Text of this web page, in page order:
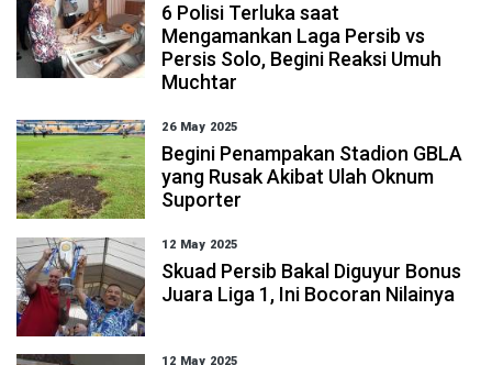
6 Polisi Terluka saat
Mengamankan Laga Persib vs
Persis Solo, Begini Reaksi Umuh
Muchtar
26 May 2025
Begini Penampakan Stadion GBLA
yang Rusak Akibat Ulah Oknum
Suporter
12 May 2025
Skuad Persib Bakal Diguyur Bonus
Juara Liga 1, Ini Bocoran Nilainya
12 May 2025